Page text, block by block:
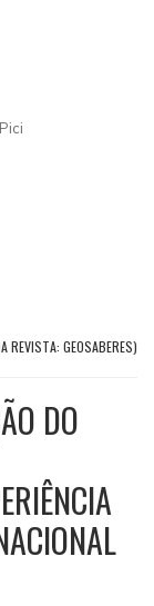
Pici
REVISTA: GEOSABERES)
DO